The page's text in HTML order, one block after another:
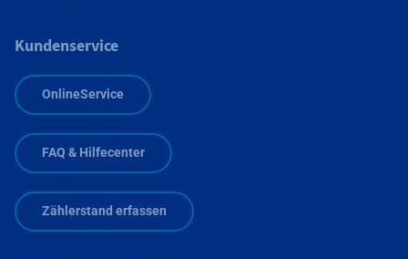
Kundenservice
OnlineService
FAQ & Hilfecenter
Zählerstand erfassen